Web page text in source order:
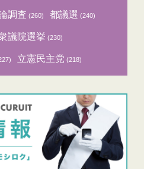
調査 (260) 都議選 (240)
議院選挙 (230)
立憲民主党 (218)